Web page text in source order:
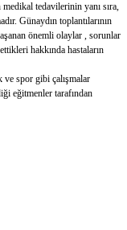
medikal tedavilerinin yanı sıra,
Günaydın toplantılarının
önemli olaylar , sorunlar
hakkında hastaların
spor gibi çalışmalar
eğitmenler tarafından